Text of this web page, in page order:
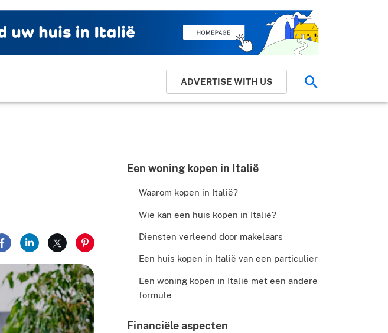
ADVERTISE WITH US
Delen op Facebook
Delen op LinkedIn
Delen op XDelen op Pinterest
Een woning kopen in Italië
Waarom kopen in Italië?
Wie kan een huis kopen in Italië?
Diensten verleend door makelaars
Een huis kopen in Italië van een particulier
Een woning kopen in Italië met een andere
formule
Financiële aspecten